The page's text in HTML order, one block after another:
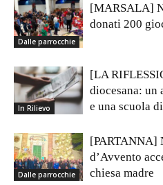
Dalle parrocchie
[MARSALA]
donati 200
In Rilievo
[LA
diocesana: un
e una scuola
Dalle parrocchie
[PARTANNA]
d’Avvento
chiesa madre